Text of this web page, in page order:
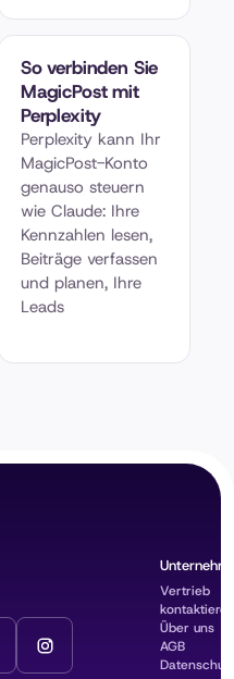
So verbinden Sie
MagicPost mit
Perplexity
Perplexity kann Ihr
MagicPost-Konto
genauso steuern
wie Claude: Ihre
Kennzahlen lesen,
Beiträge verfassen
und planen, Ihre
Leads
Vertrieb
kontaktieren
Über uns
AGB
Datenschutz